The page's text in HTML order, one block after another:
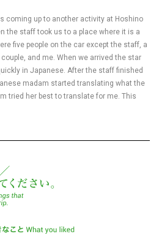
coming up to another activity at Hoshino
the staff took us to a place where it is a
five people on the car except the staff, a
and me. When we arrived the star
in Japanese. After the staff finished
madam started translating what the
tried her best to translate for me. This